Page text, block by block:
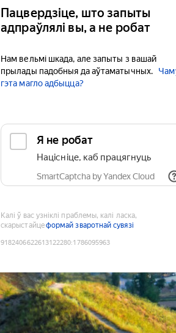
Пацвердзіце, што запыты
адпраўлялі вы, а не робат
Нам вельмі шкада, але запыты з вашай
прылады падобныя да аўтаматычных.
гэта магло адбыцца?
Я не робат
Націсніце, каб працягнуць
SmartCaptcha by Yandex Cloud
Калі ў вас узніклі праблемы, калі ласка,
скарыстайцеформай зваротнай сувязі
9182406622613122280:1786095963